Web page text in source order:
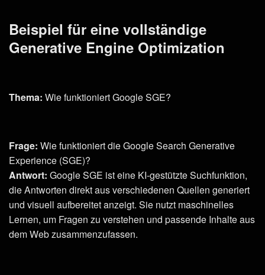
Beispiel für eine vollständige
Generative Engine Optimization
Thema: Wie funktioniert Google SGE?
Frage: Wie funktioniert die Google Search Generative
Experience (SGE)?
Antwort: Google SGE ist eine KI-gestützte Suchfunktion,
die Antworten direkt aus verschiedenen Quellen generiert
und visuell aufbereitet anzeigt. Sie nutzt maschinelles
Lernen, um Fragen zu verstehen und passende Inhalte aus
dem Web zusammenzufassen.